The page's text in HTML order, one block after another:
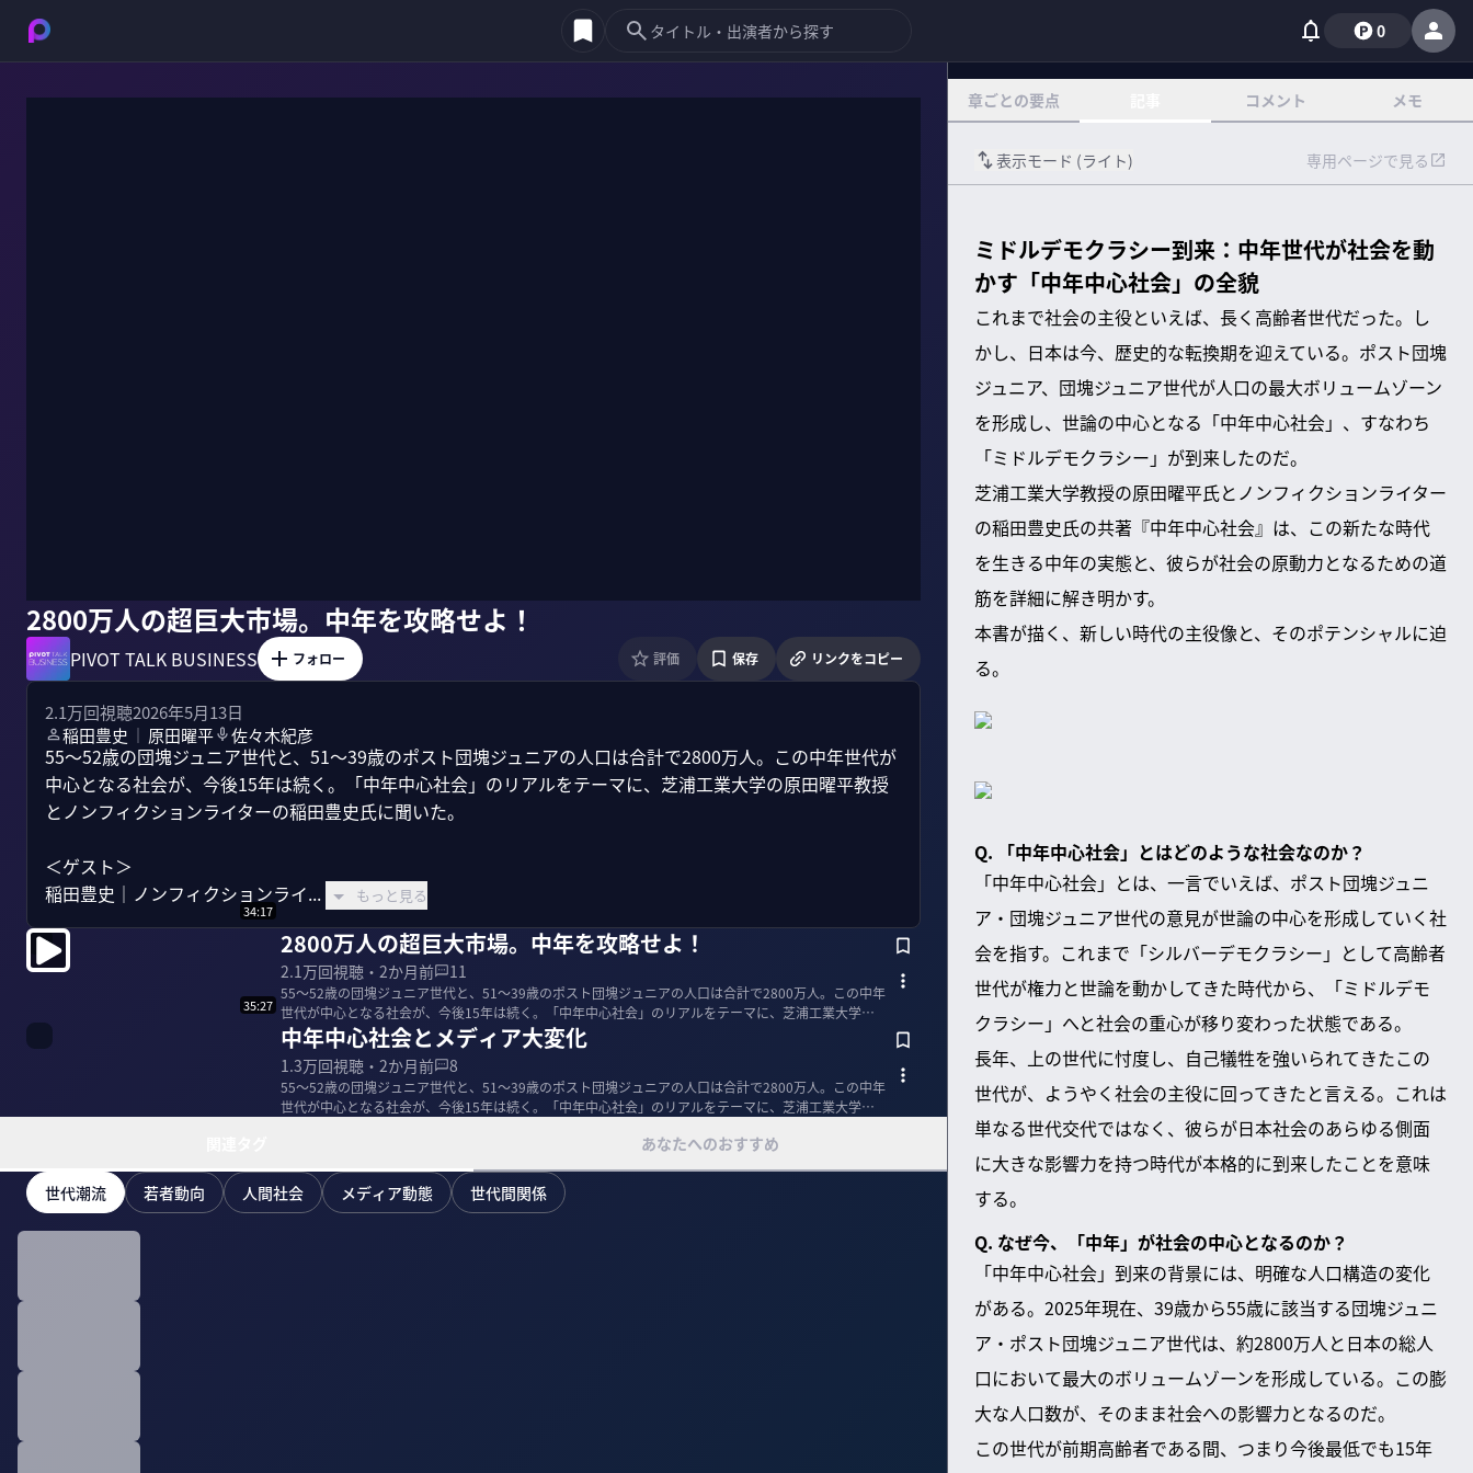
0
2800万人の超巨大市場。中年を攻略せよ！
PIVOT TALK BUSINESS フォロー 評価 保存 リンクをコピー
2.1万回視聴2026年5月13日
稲田豊史 ｜ 原田曜平 佐々木紀彦
55〜52歳の団塊ジュニア世代と、51〜39歳のポスト団塊ジュニアの人口は合計で2800万人。この中年世代が
中心となる社会が、今後15年は続く。「中年中心社会」のリアルをテーマに、芝浦工業大学の原田曜平教授
とノンフィクションライターの稲田豊史氏に聞いた。
＜ゲスト＞
稲田豊史｜ノンフィクションライ...
もっと見る
34:17
2800万人の超巨大市場。中年を攻略せよ！
2.1万回視聴・ 2か月前 11
55〜52歳の団塊ジュニア世代と、51〜39歳のポスト団塊ジュニアの人口は合計で2800万人。この中年
世代が中心となる社会が、今後15年は続く。「中年中心社会」のリアルをテーマに、芝浦工業大学の
原田曜...
35:27
中年中心社会とメディア大変化
1.3万回視聴・ 2か月前 8
55〜52歳の団塊ジュニア世代と、51〜39歳のポスト団塊ジュニアの人口は合計で2800万人。この中年
世代が中心となる社会が、今後15年は続く。「中年中心社会」のリアルをテーマに、芝浦工業大学の
あなたへのおすすめ
世代潮流 若者動向 人間社会 メディア動態 世代間関係
章ごとの要点 コメント メモ
表示モード (ライト) 専用ページで見る
ミドルデモクラシー到来：中年世代が社会を動
かす「中年中心社会」の全貌
これまで社会の主役といえば、長く高齢者世代だった。し
かし、日本は今、歴史的な転換期を迎えている。ポスト団塊
ジュニア、団塊ジュニア世代が人口の最大ボリュームゾーン
を形成し、世論の中心となる「中年中心社会」、すなわち
「ミドルデモクラシー」が到来したのだ。
芝浦工業大学教授の原田曜平氏とノンフィクションライター
の稲田豊史氏の共著『中年中心社会』は、この新たな時代
を生きる中年の実態と、彼らが社会の原動力となるための道
筋を詳細に解き明かす。
本書が描く、新しい時代の主役像と、そのポテンシャルに迫
る。
Q. 「中年中心社会」とはどのような社会なのか？
「中年中心社会」とは、一言でいえば、ポスト団塊ジュニ
ア・団塊ジュニア世代の意見が世論の中心を形成していく社
会を指す。これまで「シルバーデモクラシー」として高齢者
世代が権力と世論を動かしてきた時代から、「ミドルデモ
クラシー」へと社会の重心が移り変わった状態である。
長年、上の世代に忖度し、自己犠牲を強いられてきたこの
世代が、ようやく社会の主役に回ってきたと言える。これは
単なる世代交代ではなく、彼らが日本社会のあらゆる側面
に大きな影響力を持つ時代が本格的に到来したことを意味
する。
Q. なぜ今、「中年」が社会の中心となるのか？
「中年中心社会」到来の背景には、明確な人口構造の変化
がある。2025年現在、39歳から55歳に該当する団塊ジュニ
ア・ポスト団塊ジュニア世代は、約2800万人と日本の総人
口において最大のボリュームゾーンを形成している。この膨
大な人口数が、そのまま社会への影響力となるのだ。
この世代が前期高齢者である間、つまり今後最低でも15年